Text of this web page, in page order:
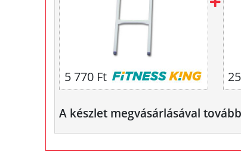
5 770 Ft
A készlet megvásárlásával